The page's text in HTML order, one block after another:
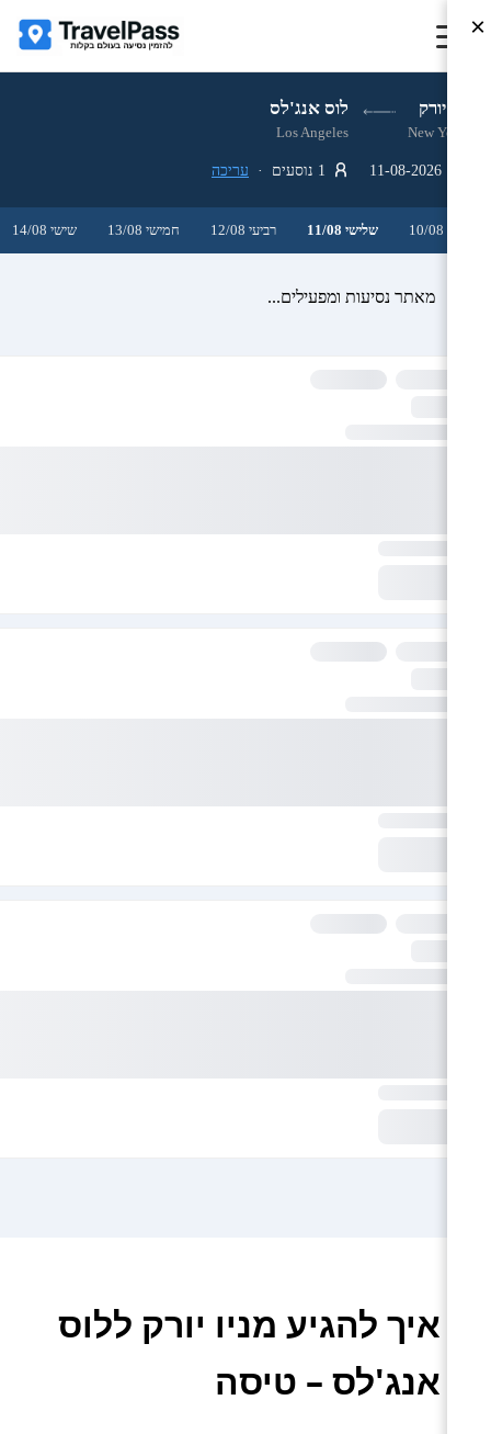
ניו יורק לוס אנג'לס
New York
Los Angeles
עריכה
שלישי 11/08 רביעי 12/08 חמישי 13/08 שישי 14/08
מאתר נסיעות ומפעילים...
איך להגיע מניו יורק ללוס
אנג'לס – טיסה
×